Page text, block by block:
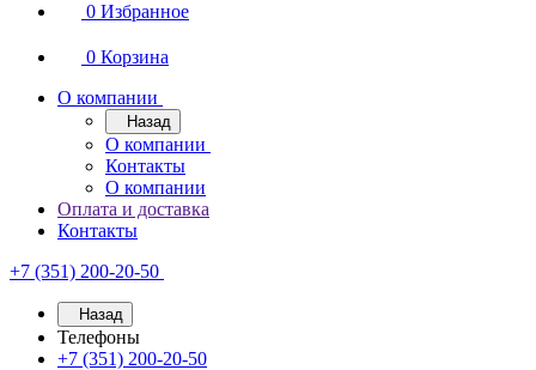
0 Избранное
0 Корзина
О компании
Назад
О компании
Контакты
О компании
Оплата и доставка
Контакты
+7 (351) 200-20-50
Назад
Телефоны
+7 (351) 200-20-50